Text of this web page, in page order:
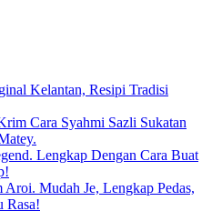
Kelantan, Resipi Tradisi
Cara Syahmi Sazli Sukatan
Lengkap Dengan Cara Buat
Aroi. Mudah Je, Lengkap Pedas,
Rasa!